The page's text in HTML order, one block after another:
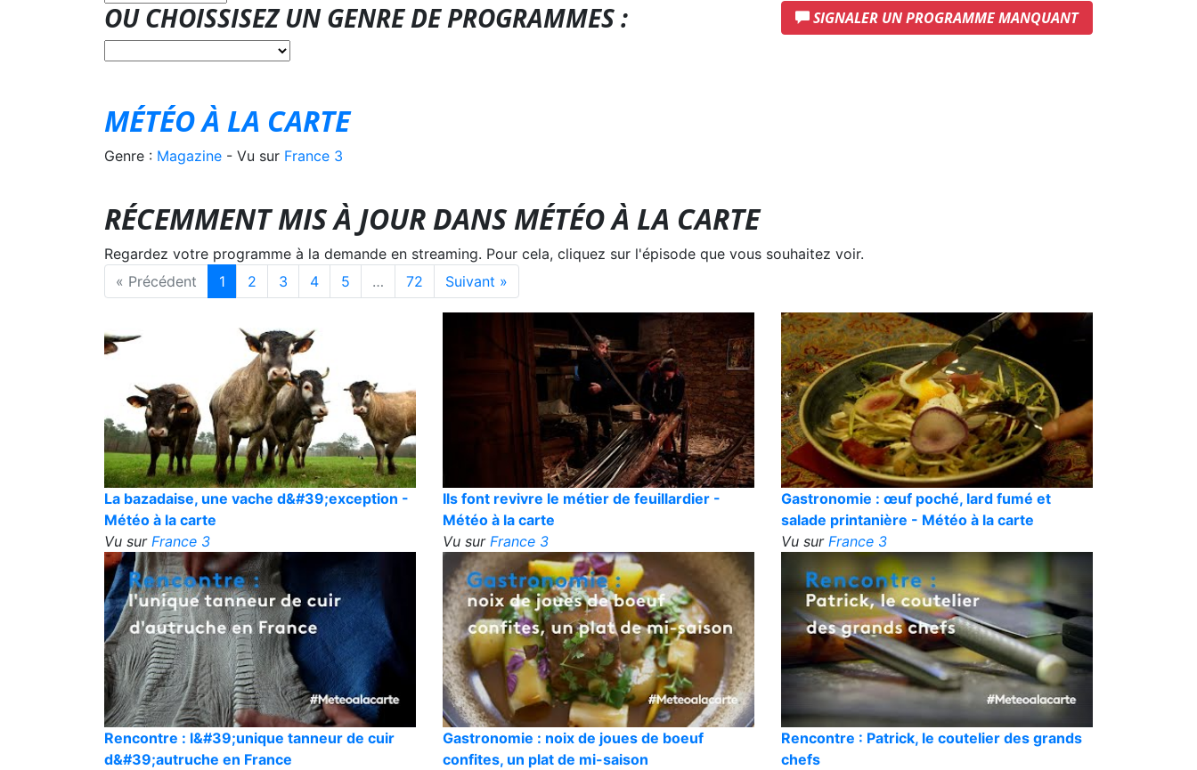
OU CHOISSISEZ UN GENRE DE PROGRAMMES :
SIGNALER UN PROGRAMME MANQUANT
MÉTÉO À LA CARTE
Genre : Magazine - Vu sur France 3
RÉCEMMENT MIS À JOUR DANS MÉTÉO À LA CARTE
Regardez votre programme à la demande en streaming. Pour cela, cliquez sur l'épisode que vous souhaitez voir.
« Précédent
1 2 3 4 5 … 72 Suivant »
La bazadaise, une vache d&#39;exception -
Météo à la carte
Vu sur France 3
Ils font revivre le métier de feuillardier -
Météo à la carte
Vu sur France 3
Gastronomie : œuf poché, lard fumé et
salade printanière - Météo à la carte
Vu sur France 3
Rencontre : l&#39;unique tanneur de cuir
d&#39;autruche en France
Gastronomie : noix de joues de boeuf
confites, un plat de mi-saison
Rencontre : Patrick, le coutelier des grands
chefs